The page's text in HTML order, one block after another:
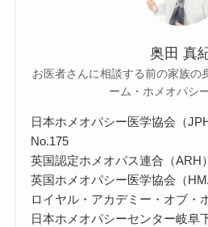
奥田 真
お医者さんに相談する前の家族の
ーム・ホメオパシ
日本ホメオパシー医学協会（
No.175
英国認定ホメオパス連合（ARH
英国ホメオパシー医学協会（
ロイヤル・アカデミー・オブ・
日本ホメオパシーセンター岐阜